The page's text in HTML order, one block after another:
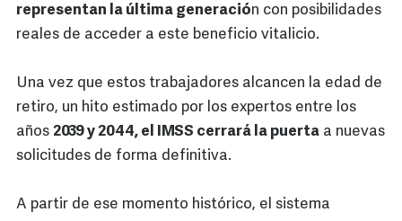
representan la última generación con posibilidades
reales de acceder a este beneficio vitalicio.
Una vez que estos trabajadores alcancen la edad de
retiro, un hito estimado por los expertos entre los
años 2039 y 2044, el IMSS cerrará la puerta a nuevas
solicitudes de forma definitiva.
A partir de ese momento histórico, el sistema